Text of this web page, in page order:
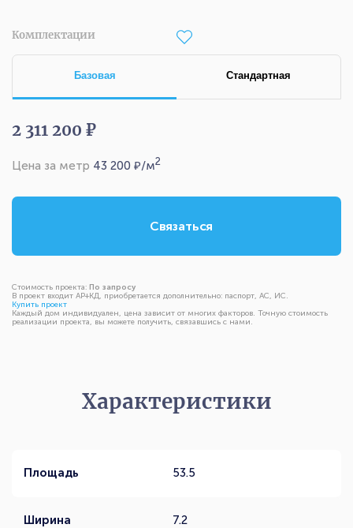
Комплектации
Базовая Стандартная
2 311 200 ₽
Цена за метр 43 200 ₽/м2
Связаться
Стоимость проекта: По запросу
В проект входит АР+КД, приобретается дополнительно: паспорт, АС, ИС.
Купить проект
Каждый дом индивидуален, цена зависит от многих факторов. Точную стоимость
реализации проекта, вы можете получить, связавшись с нами.
Характеристики
Площадь 53.5
Ширина 7.2